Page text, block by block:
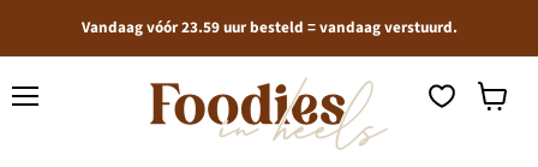
Vandaag vóór 23.59 uur besteld = vandaag verstuurd.